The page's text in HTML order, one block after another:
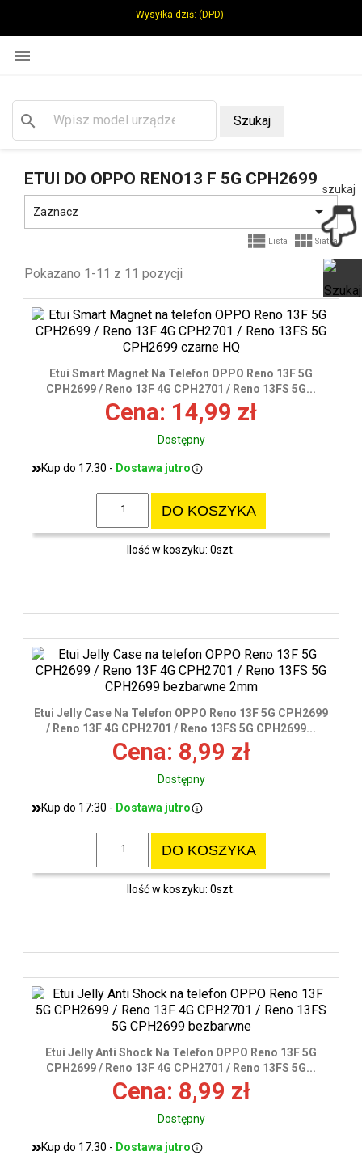
Wysyłka dziś: (DPD)

search Szukaj
ETUI DO OPPO RENO13 F 5G CPH2699
Zaznacz 
 Lista  Siatka
Pokazano 1-11 z 11 pozycji
Etui Smart Magnet Na Telefon OPPO Reno 13F 5G
CPH2699 / Reno 13F 4G CPH2701 / Reno 13FS 5G...
Cena: 14,99 zł
Dostępny
Kup do 17:30 - Dostawa jutro
DO KOSZYKA
Ilość w koszyku: 0szt.
Etui Jelly Case Na Telefon OPPO Reno 13F 5G CPH2699
/ Reno 13F 4G CPH2701 / Reno 13FS 5G CPH2699...
Cena: 8,99 zł
Dostępny
Kup do 17:30 - Dostawa jutro
DO KOSZYKA
Ilość w koszyku: 0szt.
Etui Jelly Anti Shock Na Telefon OPPO Reno 13F 5G
CPH2699 / Reno 13F 4G CPH2701 / Reno 13FS 5G...
Cena: 8,99 zł
Dostępny
Kup do 17:30 - Dostawa jutro
szukaj